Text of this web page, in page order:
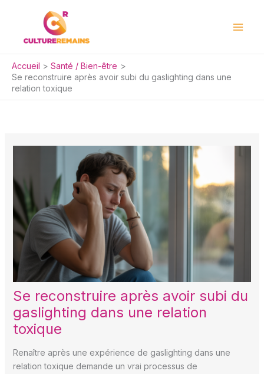
Accueil
Santé / Bien-être
Se reconstruire après avoir subi du gaslighting dans une
relation toxique
Se reconstruire après avoir subi du
gaslighting dans une relation
toxique
Renaître après une expérience de gaslighting dans une
relation toxique demande un vrai processus de